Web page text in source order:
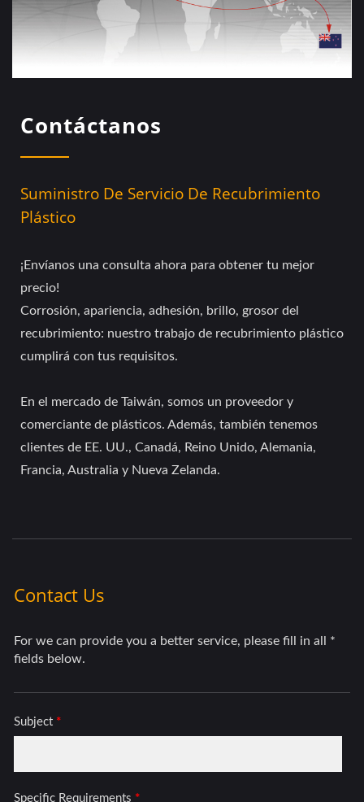
Contáctanos
Suministro De Servicio De Recubrimiento
Plástico
¡Envíanos una consulta ahora para obtener tu mejor
precio!
Corrosión, apariencia, adhesión, brillo, grosor del
recubrimiento: nuestro trabajo de recubrimiento plástico
cumplirá con tus requisitos.
En el mercado de Taiwán, somos un proveedor y
comerciante de plásticos. Además, también tenemos
clientes de EE. UU., Canadá, Reino Unido, Alemania,
Francia, Australia y Nueva Zelanda.